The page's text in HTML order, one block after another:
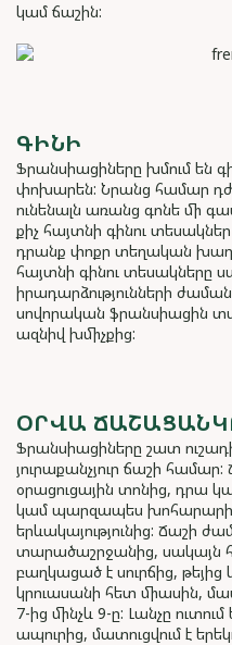
կամ ճաշին:
ԳԻՆԻ
Ֆրանսիացիները խմում են
փոխարեն: Նրանց համար
ունենալն առանց գոնե մի
քիչ հայտնի գինու
դրանք փոքր տեղական
հայտնի գինու տեսակները
իրադարձությունների
սովորական ֆրանսիացին
ազնիվ խմիչքից:
ՕՐՎԱ
Ֆրանսիացիները շատ
յուրաքանչյուր ճաշի
օրացուցային տոնից, դրա
կամ պարզապես խոհարարի
երևակայությունից: Ճաշի
տարածաշրջանից, սակայն
բաղկացած է սուրճից,
կրուասանի հետ միասին,
7-ից մինչև 9-ը: Լանչը
ապուրից, մատուցվում է